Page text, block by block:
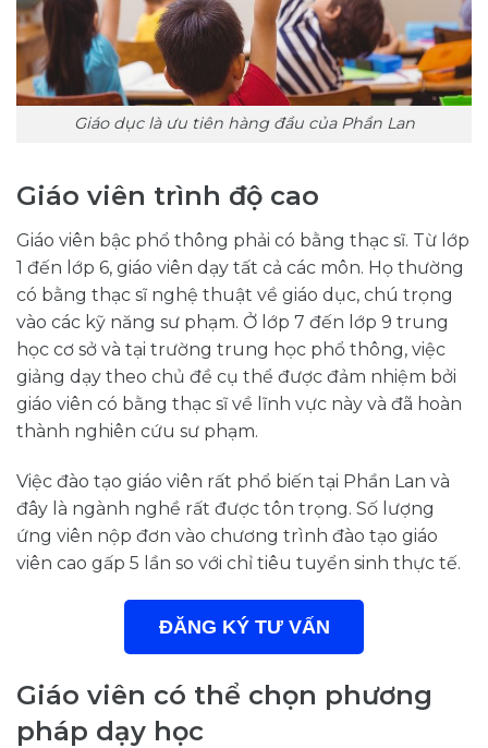
Giáo dục là ưu tiên hàng đầu của Phần Lan
Giáo viên trình độ cao
Giáo viên bậc phổ thông phải có bằng thạc sĩ. Từ lớp
1 đến lớp 6, giáo viên dạy tất cả các môn. Họ thường
có bằng thạc sĩ nghệ thuật về giáo dục, chú trọng
vào các kỹ năng sư phạm. Ở lớp 7 đến lớp 9 trung
học cơ sở và tại trường trung học phổ thông, việc
giảng dạy theo chủ đề cụ thể được đảm nhiệm bởi
giáo viên có bằng thạc sĩ về lĩnh vực này và đã hoàn
thành nghiên cứu sư phạm.
Việc đào tạo giáo viên rất phổ biến tại Phần Lan và
đây là ngành nghề rất được tôn trọng. Số lượng
ứng viên nộp đơn vào chương trình đào tạo giáo
viên cao gấp 5 lần so với chỉ tiêu tuyển sinh thực tế.
ĐĂNG KÝ TƯ VẤN
Giáo viên có thể chọn phương
pháp dạy học